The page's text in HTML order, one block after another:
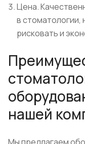
Цена.
в стоматологии,
рисковать и
нашей